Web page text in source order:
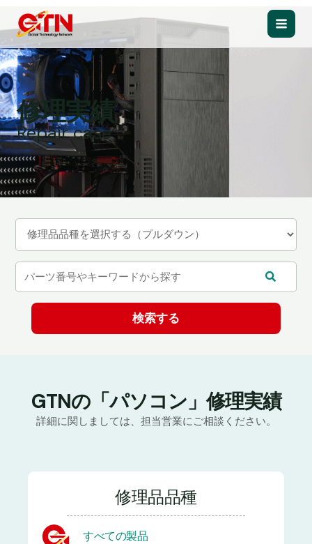
を
ス
キ
ッ
プ
Main
修理実績
Repair case
GTNの「パソコン」修理実績
詳細に関しましては、担当営業にご相談ください。
修理品品種
すべての製品